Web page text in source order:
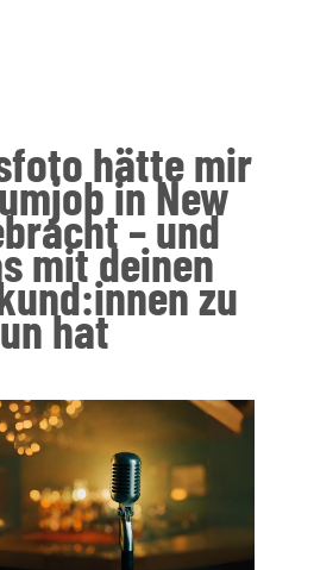
hätte mir
in New
– und
mit deinen
zu
hat